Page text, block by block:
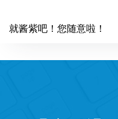
就酱紫吧！您随意啦！